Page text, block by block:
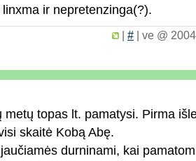
ir nepretenzinga(?).
| # | ve @
metų topas lt. pamatysi. Pirma
skaitė Kobą Abę.
durninami, kai